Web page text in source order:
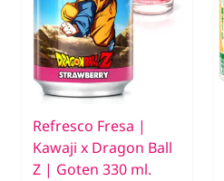
Refresco Fresa |
Kawaji x Dragon Ball
Z | Goten 330 ml.